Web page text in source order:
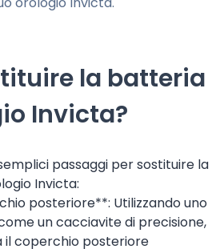
la batteria
Invicta?
passaggi per sostituire la
Invicta:
posteriore**: Utilizzando uno
un cacciavite di precisione,
il coperchio posteriore